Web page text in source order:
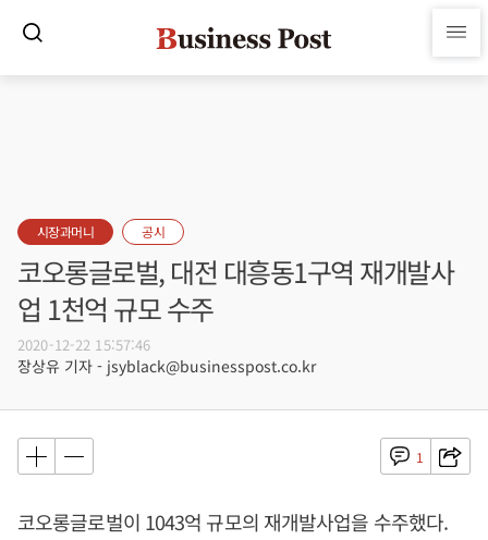
시장과머니 공시
코오롱글로벌, 대전 대흥동1구역 재개발사
업 1천억 규모 수주
2020-12-22 15:57:46
장상유 기자 - jsyblack@businesspost.co.kr
1
코오롱글로벌이 1043억 규모의 재개발사업을 수주했다.